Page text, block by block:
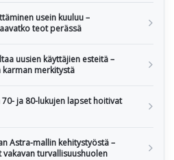
usein kuuluu –
teot perässä
uusien käyttäjien esteitä –
merkitystä
ja 80-lukujen lapset hoitivat
Astra-mallin kehitystyöstä –
turvallisuushuolen